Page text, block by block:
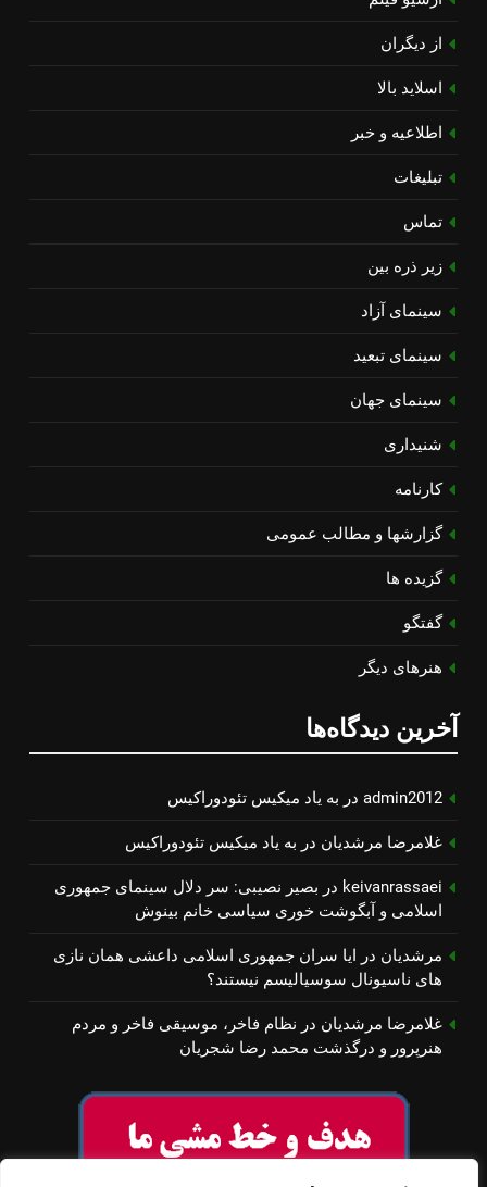
از دیگران
اسلاید بالا
اطلاعیه و خبر
تبلیغات
تماس
زیر ذره بین
سینمای آزاد
سینمای تبعید
سینمای جهان
شنیداری
کارنامه
گزارشها و مطالب عمومی
گزیده ها
گفتگو
هنرهای دیگر
آخرین دیدگاه‌ها
admin2012 در به یاد میكیس تئودوراكیس
غلامرضا مرشدیان در به یاد میكیس تئودوراكیس
keivanrassaei در بصیر نصیبی: سر دلال سینمای جمهوری
اسلامی و آبگوشت خوری سیاسی خانم بینوش
مرشدیان در ایا سران جمهوری اسلامی داعشی همان نازی
های ناسیونال سوسیالیسم نیستند؟
غلامرضا مرشدیان در نظام فاخر، موسیقی فاخر و مردم
هنرپرور و درگذشت محمد رضا شجریان